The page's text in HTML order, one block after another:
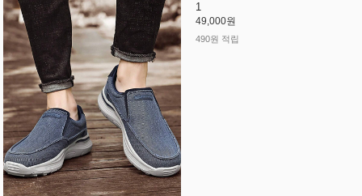
1
49,000원
490원 적립